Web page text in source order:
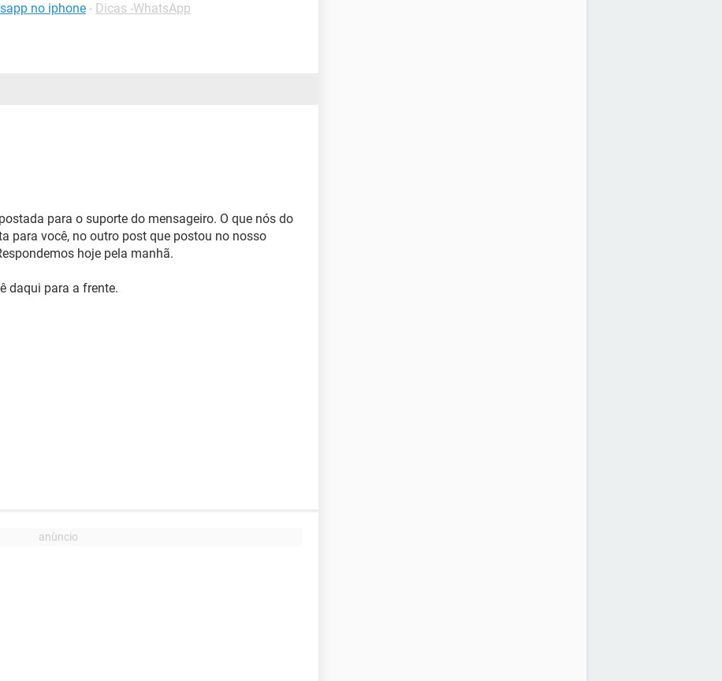
no iphone - Dicas -WhatsApp
para o suporte do mensageiro. O que nós do
para você, no outro post que postou no nosso
hoje pela manhã.
daqui para a frente.